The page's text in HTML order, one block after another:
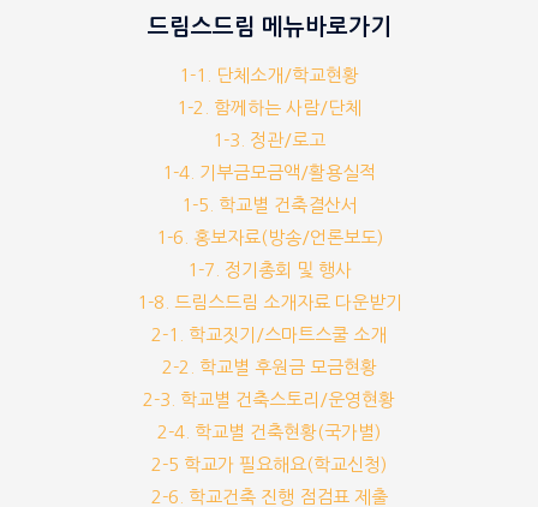
드림스드림 메뉴바로가기
1-1. 단체소개/학교현황
1-2. 함께하는 사람/단체
1-3. 정관/로고
1-4. 기부금모금액/활용실적
1-5. 학교별 건축결산서
1-6. 홍보자료(방송/언론보도)
1-7. 정기총회 및 행사
1-8. 드림스드림 소개자료 다운받기
2-1. 학교짓기/스마트스쿨 소개
2-2. 학교별 후원금 모금현황
2-3. 학교별 건축스토리/운영현황
2-4. 학교별 건축현황(국가별)
2-5 학교가 필요해요(학교신청)
2-6. 학교건축 진행 점검표 제출